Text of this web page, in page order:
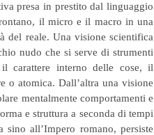
presa in prestito dal linguaggio
il micro e il macro in una
del reale. Una visione scientifica
nudo che si serve di strumenti
carattere interno delle cose, il
o atomica. Dall’altra una visione
mentalmente comportamenti e
e struttura a seconda di tempi
all’Impero romano, persiste